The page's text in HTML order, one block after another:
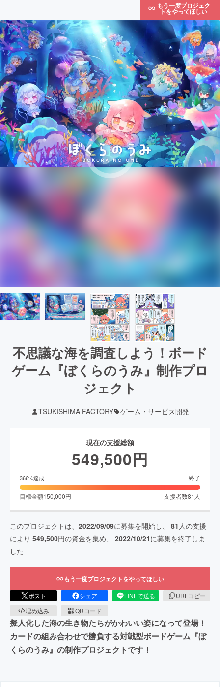
もう一度プロジェク
トをやってほしい
不思議な海を調査しよう！ボード
ゲーム『ぼくらのうみ』制作プロ
ジェクト
TSUKISHIMA FACTORY ゲーム・サービス開発
現在の支援総額
549,500円
366%達成 終了
目標金額150,000円 支援者数81 人
このプロジェクトは、 2022/09/09に募集を開始し、 81 人の支援
により 549,500円の資金を集め、 2022/10/21に募集を終了しま
した
もう一度プロジェクトをやってほしい
ポスト シェア LINEで送る
URLコピー
埋め込み
QRコード
擬人化した海の生き物たちがかわいい姿になって登場！
カードの組み合わせで勝負する対戦型ボードゲーム『ぼ
くらのうみ』の制作プロジェクトです！